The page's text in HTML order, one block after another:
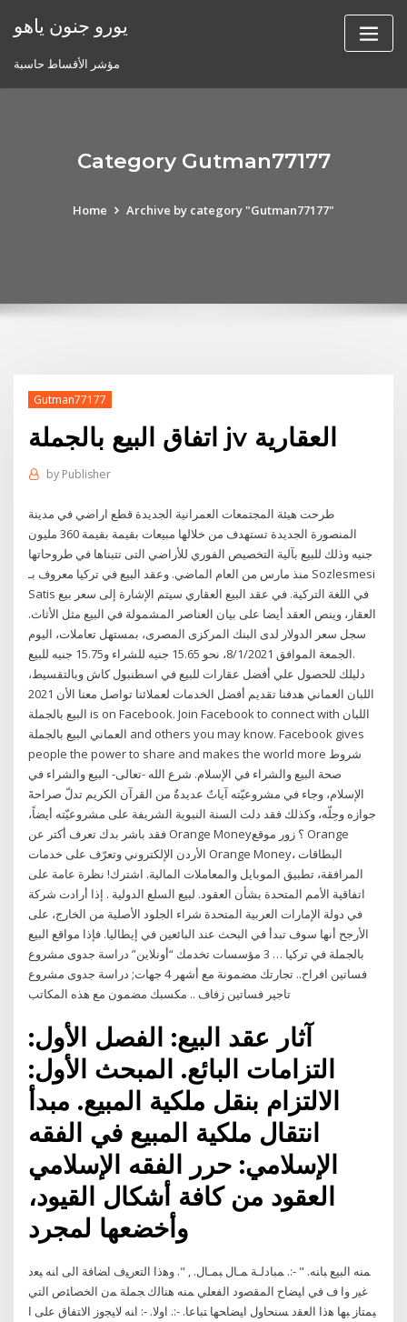
يورو جنون ياهو
مؤشر الأقساط حاسبة
Category Gutman77177
Home Archive by category "Gutman77177"
Gutman77177
اتفاق البيع بالجملة jv العقارية
by Publisher
طرحت هيئة المجتمعات العمرانية الجديدة قطع اراضي في مدينة
المنصورة الجديدة تستهدف من خلالها مبيعات بقيمة بقيمة 360 مليون
جنيه وذلك للبيع بآلية التخصيص الفوري للأراضي التى تتبناها في طروحاتها
منذ مارس من العام الماضي. وعقد البيع في تركيا معروف بـ Sozlesmesi
Satis في اللغة التركية. في عقد البيع العقاري سيتم الإشارة إلى سعر بيع
العقار، وينص العقد أيضا على بيان العناصر المشمولة في البيع مثل الأثاث.
سجل سعر الدولار لدى البنك المركزى المصرى، بمستهل تعاملات، اليوم
الجمعة الموافق 8/1/2021، نحو 15.65 جنيه للشراء و15.75 جنيه للبيع.
دليلك للحصول علي أفضل عقارات للبيع في اسطنبول كاش وبالتقسيط،
هدفنا تقديم أفضل الخدمات لعملائنا تواصل معنا الأن 2021 ‎اللبان العماني
البيع بالجملة‎ is on Facebook. Join Facebook to connect with ‎اللبان
العماني البيع بالجملة‎ and others you may know. Facebook gives
people the power to share and makes the world more شروط
صحة البيع والشراء في الإسلام. شرع الله -تعالى- البيع والشراء في
الإسلام، وجاء في مشروعيّته آياتٌ عديدةٌ من القرآن الكريم تدلّ صراحةَ
جوازه وحِلّه، وكذلك فقد دلت السنة النبوية الشريفة على مشروعيّته أيضاً،
فقد باشر بدك تعرف أكتر عن Orange Money؟ زور موقع Orange
الأردن الإلكتروني وتعرّف على خدمات Orange Money، البطاقات
المرافقة، تطبيق الموبايل والمعاملات المالية. اشترك! نظرة عامة على
اتفاقية الأمم المتحدة بشأن العقود. لبيع السلع الدولية . إذا أرادت شركة
في دولة الإمارات العربية المتحدة شراء الجلود الأصلية من الخارج، على
الأرجح أنها سوف تبدأ في البحث عند البائعين في إيطاليا. فإذا مواقع البيع
بالجملة في تركيا … 3 مؤسسات تخدمك “أونلاين” دراسة جدوى مشروع
فساتين افراح.. تجارتك مضمونة مع أشهر 4 جهات; دراسة جدوى مشروع
تاجير فساتين زفاف .. مكسبك مضمون مع هذه المكاتب
آثار عقد البيع: الفصل الأول:
التزامات البائع. المبحث الأول:
الالتزام بنقل ملكية المبيع. مبدأ
انتقال ملكية المبيع في الفقه
الإسلامي: حرر الفقه الإسلامي
العقود من كافة أشكال القيود،
وأخضعها لمجرد
ﻤﻨﻪ ﺍﻟﺒﻴﻊ ﺒﺎﻨﻪ. " -:. ﻤﺒﺎﺩﻟـﺔ ﻤـﺎل ﺒﻤـﺎل. , ". ﻭﻫﺫﺍ ﺍﻟﺘﻌﺭﻴﻑ ﺍﻀﺎﻓﺔ ﺍﻟﻰ ﺍﻨﻪ ﻴﻌﺩ
ﻏﻴﺭ ﻭﺍ ﻑ ﻓﻲ ﺍﻴﻀﺎﺡ ﺍﻟﻤﻘﺼﻭﺩ ﺍﻟﻔﻌﻠﻲ ﻤﻨﻪ ﻫﻨﺎﻟﻙ ﺠﻤﻠﺔ ﻤﻥ ﺍﻟﺨﺼﺎﺌﺹ ﺍﻟﺘﻲ
ﻴﻤﺘﺎﺯ ﺒﻬﺎ ﻫﺫﺍ ﺍﻟﻌﻘﺩ ﺴﻨﺤﺎﻭل ﺍﻴﻀﺎﺤﻬﺎ ﺘﺒﺎﻋﺎ. -:. ﺍﻭﻻ. -: ﺍﻨﻪ ﻻﻴﺠﻭﺯ ﺍﻻﺘﻔﺎﻕ ﻋﻠﻰ ﺍ